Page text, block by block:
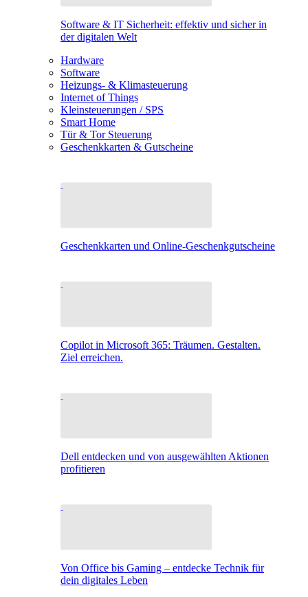
Software & IT Sicherheit: effektiv und sicher in
der digitalen Welt
Hardware
Software
Heizungs- & Klimasteuerung
Internet of Things
Kleinsteuerungen / SPS
Smart Home
Tür & Tor Steuerung
Geschenkkarten & Gutscheine
Geschenkkarten und Online-Geschenkgutscheine
Copilot in Microsoft 365: Träumen. Gestalten.
Ziel erreichen.
Dell entdecken und von ausgewählten Aktionen
profitieren
Von Office bis Gaming – entdecke Technik für
dein digitales Leben